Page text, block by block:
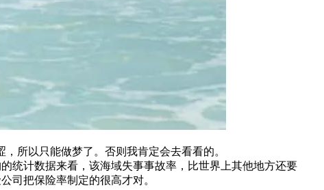
所以只能做梦了。否则我肯定会去看看的。
统计数据来看，该海域失事事故率，比世界上其他地方还要
司把保险率制定的很高才对。